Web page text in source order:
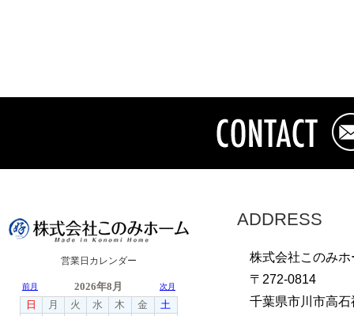
営業日カレンダー
ADDRESS
株式会社このみホ
〒272-0814
千葉県市川市高石